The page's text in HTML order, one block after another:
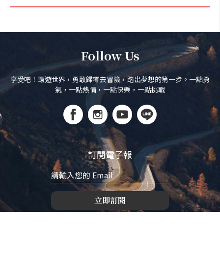
Follow Us
享受吧！環遊世界，勇敢歸零去冒險，踏出夢想的第一步。一點勇
氣，一點熱情，一點快樂，一點挑戰
訂閱電子報
立即訂閱